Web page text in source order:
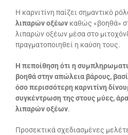
Η καρνιτίνη παίζει σημαντικό
λιπαρών οξέων καθώς «βοηθά»
λιπαρών οξέων μέσα στο
πραγματοποιηθεί η καύση τους.
Η πεποίθηση ότι η
βοηθά στην απώλεια βάρους,
όσο περισσότερη καρνιτίνη
συγκέντρωση της στους μύες,
λιπαρών οξέων.
Προσεκτικά σχεδιασμένες